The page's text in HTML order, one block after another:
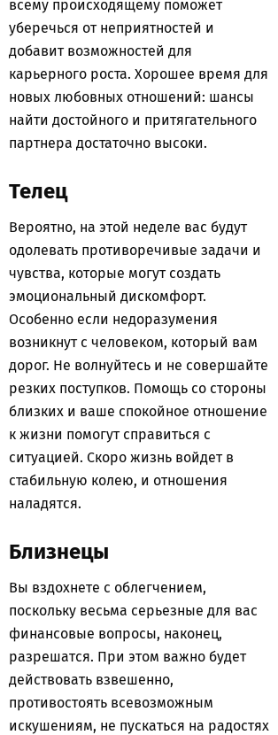
всему происходящему поможет
уберечься от неприятностей и
добавит возможностей для
карьерного роста. Хорошее время для
новых любовных отношений: шансы
найти достойного и притягательного
партнера достаточно высоки.
Телец
Вероятно, на этой неделе вас будут
одолевать противоречивые задачи и
чувства, которые могут создать
эмоциональный дискомфорт.
Особенно если недоразумения
возникнут с человеком, который вам
дорог. Не волнуйтесь и не совершайте
резких поступков. Помощь со стороны
близких и ваше спокойное отношение
к жизни помогут справиться с
ситуацией. Скоро жизнь войдет в
стабильную колею, и отношения
наладятся.
Близнецы
Вы вздохнете с облегчением,
поскольку весьма серьезные для вас
финансовые вопросы, наконец,
разрешатся. При этом важно будет
действовать взвешенно,
противостоять всевозможным
искушениям, не пускаться на радостях